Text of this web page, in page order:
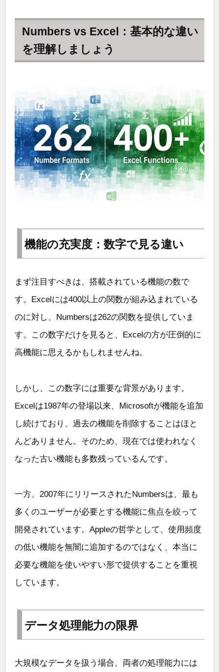
Numbers vs Excel：基本的な違い
を理解しましょう
機能の充実度：数字で見る違い
まず注目すべきは、搭載されている機能の数で
す。Excelには400以上の関数が組み込まれている
のに対し、Numbersは262の関数を提供していま
す。この数字だけを見ると、Excelの方が圧倒的に
高機能に思えるかもしれませんね。
しかし、この数字には重要な背景があります。
Excelは1987年の登場以来、Microsoftが機能を追加
し続けており、過去の機能を削除することはほと
んどありません。そのため、現在では使われなく
なった古い機能も多数残っているんです。
一方、2007年にリリースされたNumbersは、最も
多くのユーザーが必要とする機能に焦点を絞って
開発されています。Appleの哲学として、使用頻度
の低い機能を無闇に追加するのではなく、本当に
必要な機能を使いやすい形で提供することを重視
しています。
データ処理能力の限界
大規模なデータを扱う場合、両者の処理能力には